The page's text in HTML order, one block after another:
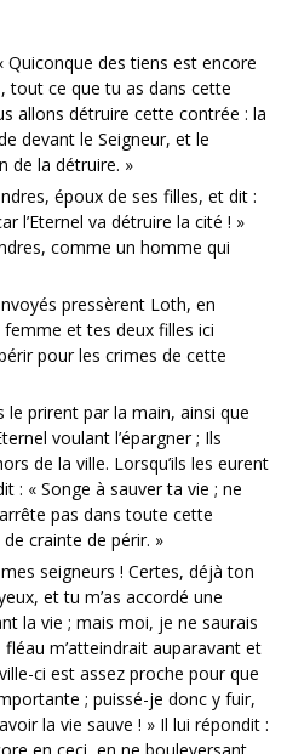
des tiens est encore
tout ce que tu as dans cette
allons détruire cette contrée : la
devant le Seigneur, et le
de la détruire. »
époux de ses filles, et dit :
l’Eternel va détruire la cité ! »
comme un homme qui
pressèrent Loth, en
et tes deux filles ici
pour les crimes de cette
prirent par la main, ainsi que
voulant l’épargner ; Ils
de la ville. Lorsqu’ils les eurent
: « Songe à sauver ta vie ; ne
pas dans toute cette
crainte de périr. »
seigneurs ! Certes, déjà ton
et tu m’as accordé une
la vie ; mais moi, je ne saurais
m’atteindrait auparavant et
ci est assez proche pour que
; puissé-je donc y fuir,
la vie sauve ! » Il lui répondit :